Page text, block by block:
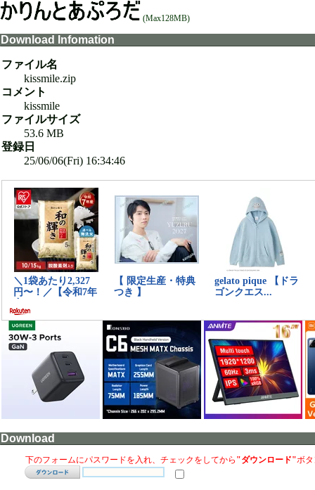
(Max128MB)
Download Infomation
ファイル名
kissmile.zip
コメント
kissmile
ファイルサイズ
53.6 MB
登録日
25/06/06(Fri) 16:34:46
Download
下のフォームにパスワードを入れ、チェックをしてから "ダウンロード"ボ